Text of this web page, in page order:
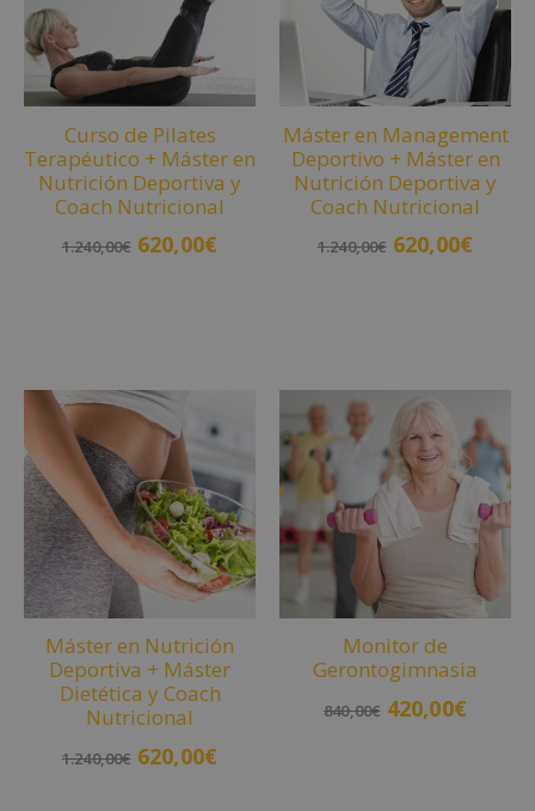
a
t
v
:
Curso de Pilates
Terapéutico + Máster en
Nutrición Deportiva y
Coach Nutricional
1.240,00€ 620,00€
Máster en Management
Deportivo + Máster en
Nutrición Deportiva y
Coach Nutricional
1.240,00€ 620,00€
Máster en Nutrición
Deportiva + Máster
Dietética y Coach
Nutricional
1.240,00€ 620,00€
Monitor de
Gerontogimnasia
840,00€ 420,00€